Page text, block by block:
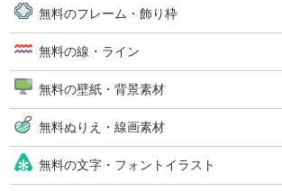
無料のフレーム・飾り枠
無料の線・ライン
無料の壁紙・背景素材
無料ぬりえ・線画素材
無料の文字・フォントイラスト